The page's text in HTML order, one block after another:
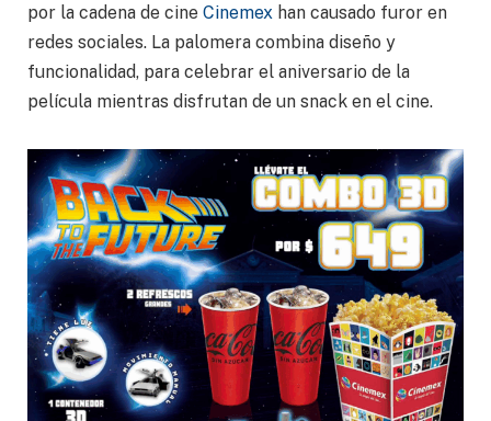
por la cadena de cine Cinemex han causado furor en
redes sociales. La palomera combina diseño y
funcionalidad, para celebrar el aniversario de la
película mientras disfrutan de un snack en el cine.